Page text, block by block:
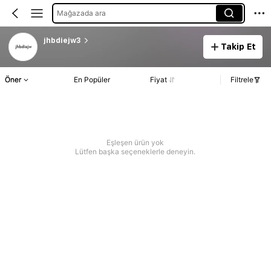
Mağazada ara
jhbdiejw3
Takip Et
Öner En Popüler Fiyat Filtrele
Eşleşen ürün yok
Lütfen başka seçeneklerle deneyin.